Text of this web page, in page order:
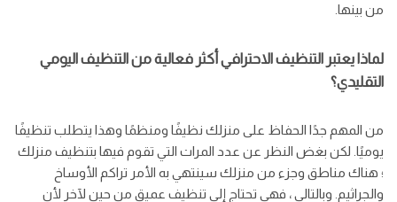
من بينها.
لماذا يعتبر التنظيف الاحترافي أكثر فعالية من التنظيف اليومي
التقليدي؟
من المهم جدًا الحفاظ على منزلك نظيفًا ومنظمًا وهذا يتطلب تنظيفًا
يوميًا. لكن بغض النظر عن عدد المرات التي تقوم فيها بتنظيف منزلك
؛ هناك مناطق وجزء من منزلك سينتهي به الأمر تراكم الأوساخ
والجراثيم. وبالتالي ، فهي تحتاج إلى تنظيف عميق من حين لآخر لأن